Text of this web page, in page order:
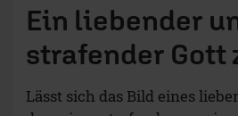
Ein liebender
strafender Gott
Lässt sich das Bild eines